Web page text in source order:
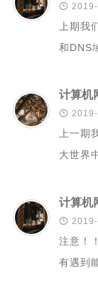

上期我
和DNS

上一期
大世界

注意！
有遇到
計算
java
联系我
小小博
友情链